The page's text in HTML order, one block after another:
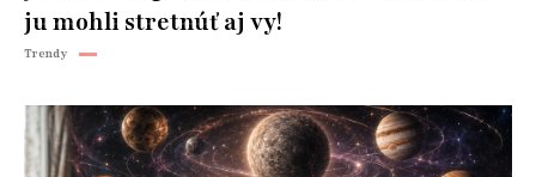
ju mohli stretnúť aj vy!
Trendy